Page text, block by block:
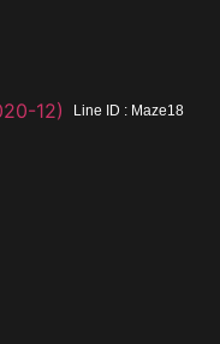
Line ID : Maze18